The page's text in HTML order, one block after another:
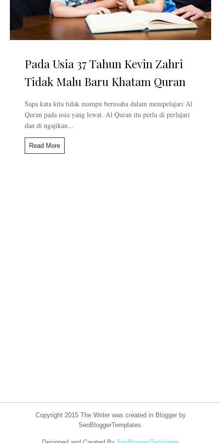
Pada Usia 37 Tahun Kevin Zahri
Tidak Malu Baru Khatam Quran
Sapa kata kita tidak mampu berusaha dalam mempelajari Al
Quran pada usia yang lewat. Al Quran itu perlu di perlajari
dan di ngajikan...
Read More
Copyright 2015 The Writer was created in Blogger by
SeoBloggerTemplates.